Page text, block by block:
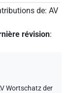
de: AV
révision:
Wortschatz der